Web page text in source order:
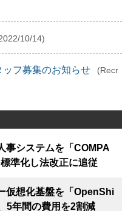
10/14)
ッフ募集のお知らせ
(Recr
事システムを「COMPA
準化し法改正に追従
仮想化基盤を「OpenShi
5年間の費用を2割減